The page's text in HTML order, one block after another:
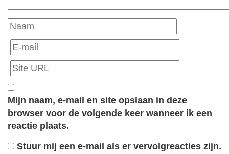
Mijn naam, e-mail en site opslaan in deze
browser voor de volgende keer wanneer ik een
reactie plaats.
Stuur mij een e-mail als er vervolgreacties zijn.